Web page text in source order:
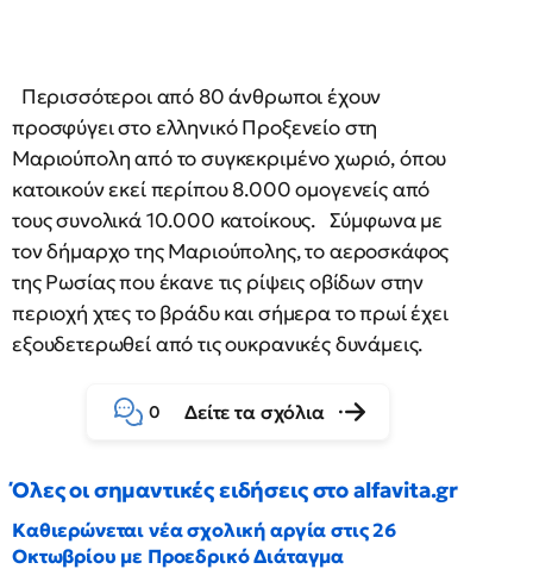
Περισσότεροι από 80 άνθρωποι έχουν
προσφύγει στο ελληνικό Προξενείο στη
Μαριούπολη από το συγκεκριμένο χωριό, όπου
κατοικούν εκεί περίπου 8.000 ομογενείς από
τους συνολικά 10.000 κατοίκους. Σύμφωνα με
τον δήμαρχο της Μαριούπολης, το αεροσκάφος
της Ρωσίας που έκανε τις ρίψεις οβίδων στην
περιοχή χτες το βράδυ και σήμερα το πρωί έχει
εξουδετερωθεί από τις ουκρανικές δυνάμεις.
0 Δείτε τα σχόλια
Όλες οι σημαντικές ειδήσεις στο alfavita.gr
Καθιερώνεται νέα σχολική αργία στις 26
Οκτωβρίου με Προεδρικό Διάταγμα